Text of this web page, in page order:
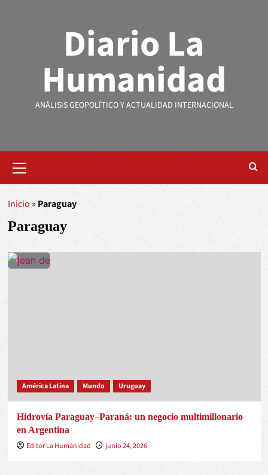
Diario La
Humanidad
ANÁLISIS GEOPOLÍTICO Y ACTUALIDAD INTERNACIONAL
Inicio » Paraguay
Paraguay
América Latina Mundo Uruguay
Hidrovía Paraguay–Paraná: un negocio multimillonario
en Argentina
Editor La Humanidad
junio 24, 2026